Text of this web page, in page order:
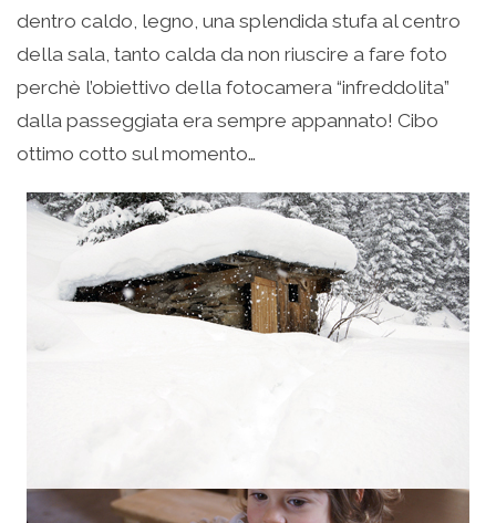
dentro caldo, legno, una splendida stufa al centro
della sala, tanto calda da non riuscire a fare foto
perchè l’obiettivo della fotocamera “infreddolita”
dalla passeggiata era sempre appannato! Cibo
ottimo cotto sul momento…